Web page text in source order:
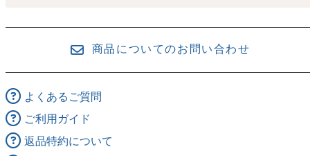
商品についてのお問い合わせ
よくあるご質問
ご利用ガイド
返品特約について